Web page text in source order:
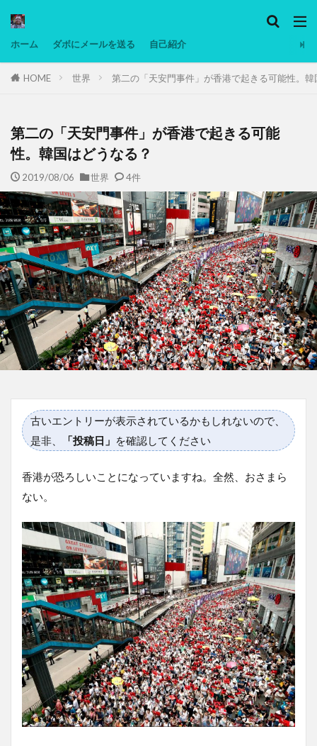
ホーム ダボにメールを送る 自己紹介
HOME 世界 第二の「天安門事件」が香港で起きる可能性。
第二の「天安門事件」が香港で起きる可能
性。韓国はどうなる？
2019/08/06 世界 4件
古いエントリーが表示されているかもしれないので、
是非、
「投稿日」 を確認してください
香港が恐ろしいことになっていますね。全然、おさまら
ない。
タグ
低温調理・スロークッカー
低糖質ダイエット
日本人村社会
脱水シート